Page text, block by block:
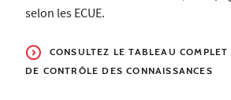
selon les ECUE.
CONSULTEZ LE TABLEAU
DE CONTRÔLE DES CONNAISSANCES